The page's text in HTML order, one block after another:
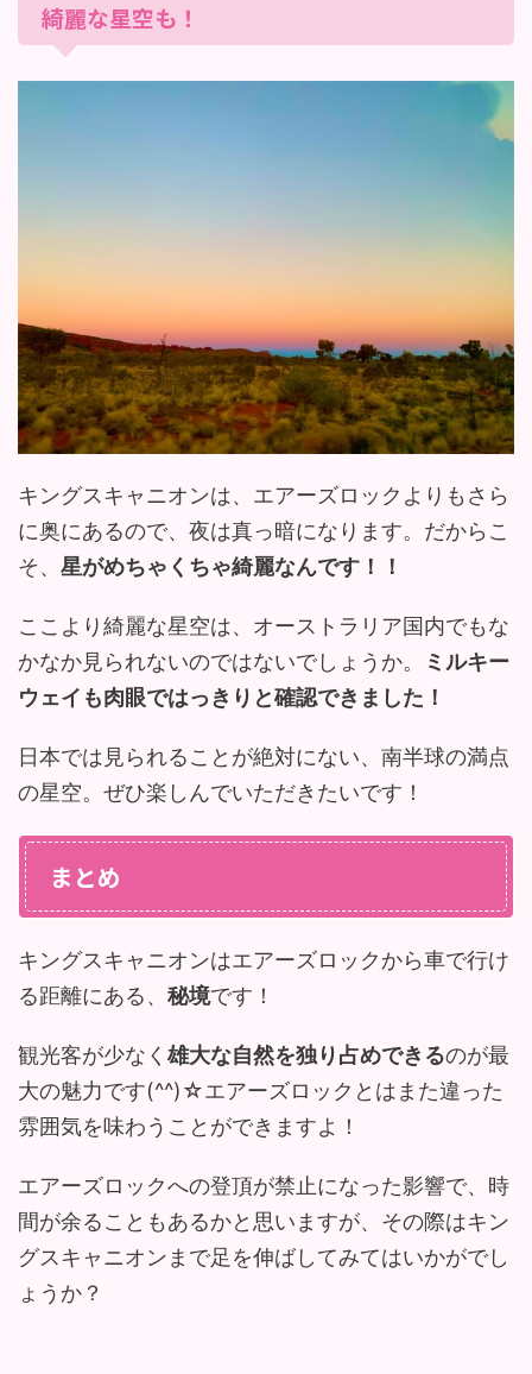
綺麗な星空も！
キングスキャニオンは、エアーズロックよりもさら
に奥にあるので、夜は真っ暗になります。だからこ
そ、 星がめちゃくちゃ綺麗なんです！！
ここより綺麗な星空は、オーストラリア国内でもな
かなか見られないのではないでしょうか。
ミルキー
ウェイも肉眼ではっきりと確認できました！
日本では見られることが絶対にない、南半球の満点
の星空。ぜひ楽しんでいただきたいです！
まとめ
キングスキャニオンはエアーズロックから車で行け
る距離にある、 秘境です！
観光客が少なく 雄大な自然を独り占めできるのが最
大の魅力です(^^)☆エアーズロックとはまた違った
雰囲気を味わうことができますよ！
エアーズロックへの登頂が禁止になった影響で、時
間が余ることもあるかと思いますが、その際はキン
グスキャニオンまで足を伸ばしてみてはいかがでし
ょうか？